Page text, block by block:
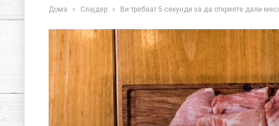
Дома Слајдер Ви требаат 5 секунди за да откриете дали